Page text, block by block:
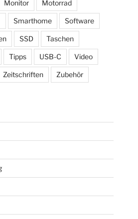
Monitor Motorrad
Smarthome Software
SSD Taschen
Tipps USB-C Video
Zeitschriften Zubehör